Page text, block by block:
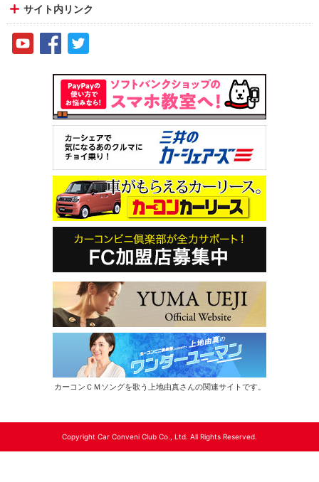
サイト内リンク
カーコンＣＭソングを歌う上地由真さんの関連サイトです。
Copyright Car Conveni Club Co., Ltd. All Rights Reserved.